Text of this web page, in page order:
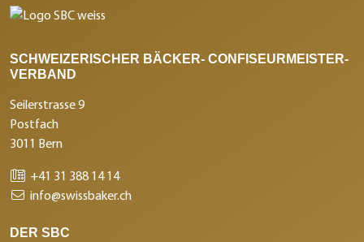
SCHWEIZERISCHER BÄCKER- CONFISEURMEISTER-
VERBAND
Seilerstrasse 9
Postfach
3011 Bern
+41 31 388 14 14
info@swissbaker.ch
DER SBC